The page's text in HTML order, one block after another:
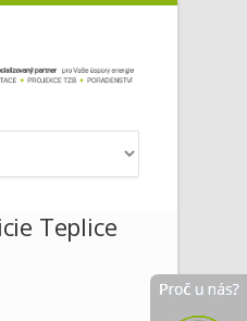
Teplice